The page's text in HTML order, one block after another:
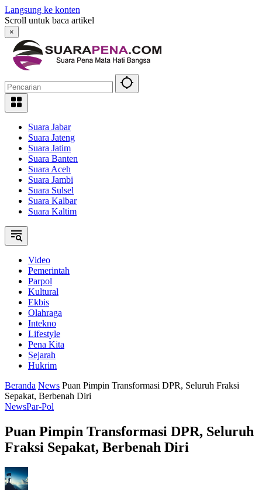
Langsung ke konten
Scroll untuk baca artikel
×
Suara Jabar
Suara Jateng
Suara Jatim
Suara Banten
Suara Aceh
Suara Jambi
Suara Sulsel
Suara Kalbar
Suara Kaltim
Video
Pemerintah
Parpol
Kultural
Ekbis
Olahraga
Intekno
Lifestyle
Pena Kita
Sejarah
Hukrim
Beranda News Puan Pimpin Transformasi DPR, Seluruh Fraksi
Sepakat, Berbenah Diri
NewsPar-Pol
Puan Pimpin Transformasi DPR, Seluruh
Fraksi Sepakat, Berbenah Diri